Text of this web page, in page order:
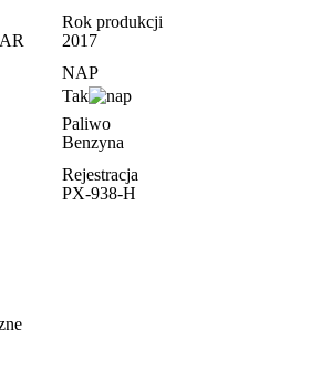
Rok produkcji
2017
NAP
Tak
Paliwo
Benzyna
Rejestracja
PX-938-H